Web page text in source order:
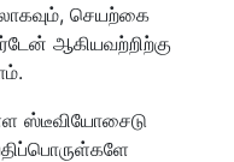
செயற்கை
ஆகியவற்றிற்கு
ஸ்டீவியோசைடு